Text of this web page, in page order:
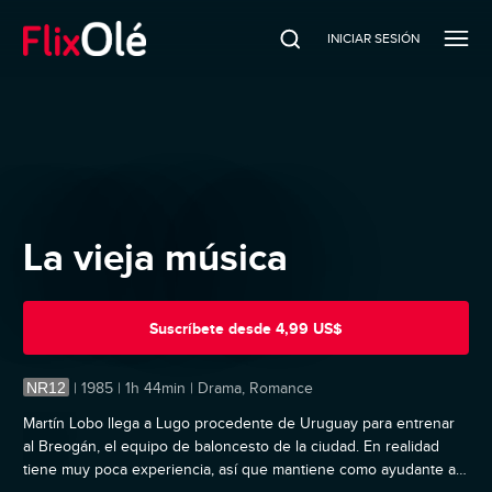
INICIAR SESIÓN
La vieja música
Suscríbete desde 4,99 US$
NR12 | 1985 | 1h 44min | Drama, Romance
Martín Lobo llega a Lugo procedente de Uruguay para entrenar
al Breogán, el equipo de baloncesto de la ciudad. En realidad
tiene muy poca experiencia, así que mantiene como ayudante al